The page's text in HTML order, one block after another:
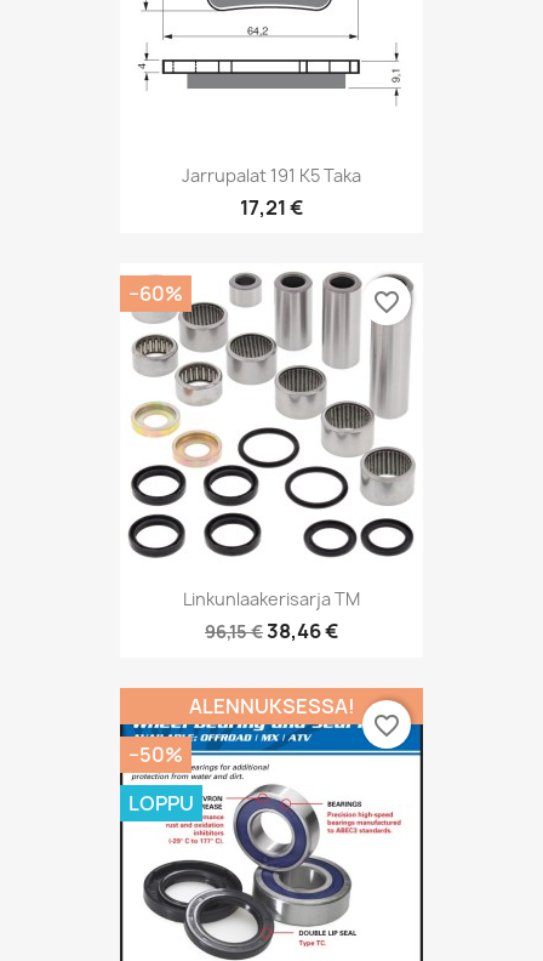
Jarrupalat 191 K5 Taka
17,21 €
Linkunlaakerisarja TM
96,15 €38,46 €
−60% favorite_border
ALENNUKSESSA!
−50%
LOPPU
favorite_border